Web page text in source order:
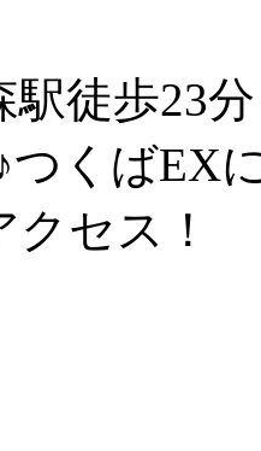
徒歩23
つくばEX
セス！